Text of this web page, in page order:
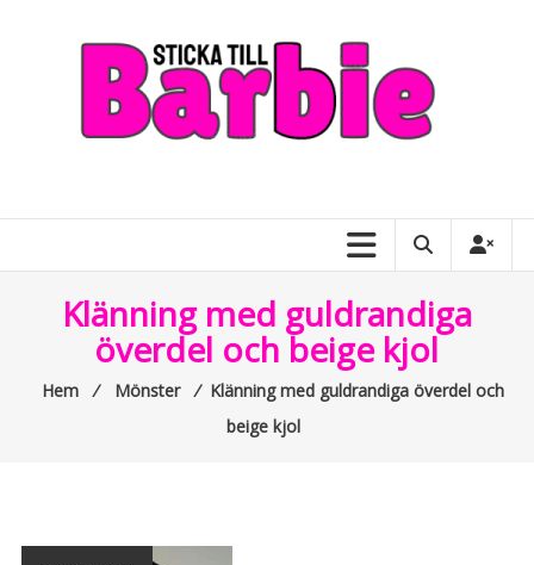
allt
om
Barbiedockor
Klänning med guldrandiga
överdel och beige kjol
Hem ⁄ Mönster ⁄ Klänning med guldrandiga överdel och
beige kjol